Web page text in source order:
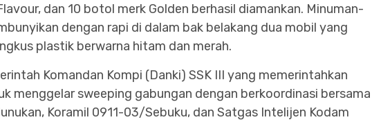
dan 10 botol merk Golden berhasil diamankan. Minuman-
dengan rapi di dalam bak belakang dua mobil yang
plastik berwarna hitam dan merah.
Komandan Kompi (Danki) SSK III yang memerintahkan
menggelar sweeping gabungan dengan berkoordinasi bersama
Koramil 0911-03/Sebuku, dan Satgas Intelijen Kodam